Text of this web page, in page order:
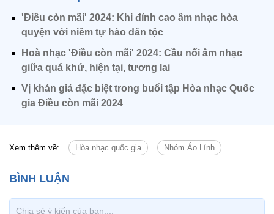
'Điều còn mãi' 2024: Khi đỉnh cao âm nhạc hòa
quyện với niềm tự hào dân tộc
Hoà nhạc 'Điều còn mãi' 2024: Cầu nối âm nhạc
giữa quá khứ, hiện tại, tương lai
Vị khán giả đặc biệt trong buổi tập Hòa nhạc Quốc
gia Điều còn mãi 2024
Xem thêm về: Hòa nhạc quốc gia Nhóm Áo Lính